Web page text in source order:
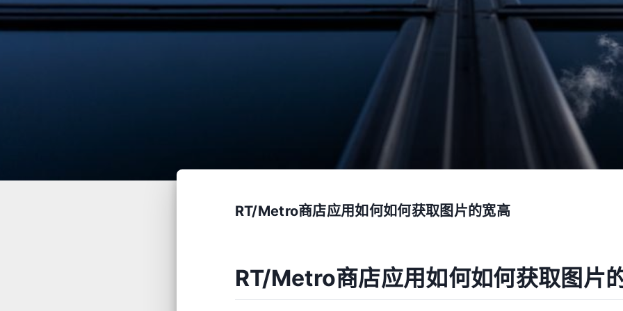
RT/Metro商店应用如何如何获取图片的宽高
RT/Metro商店应用如何如何获取图片